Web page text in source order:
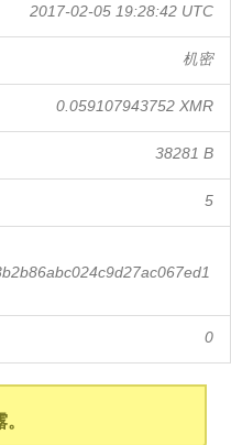
2017-02-05 19:28:42 UTC
机密
0.059107943752 XMR
38281 B
5
0